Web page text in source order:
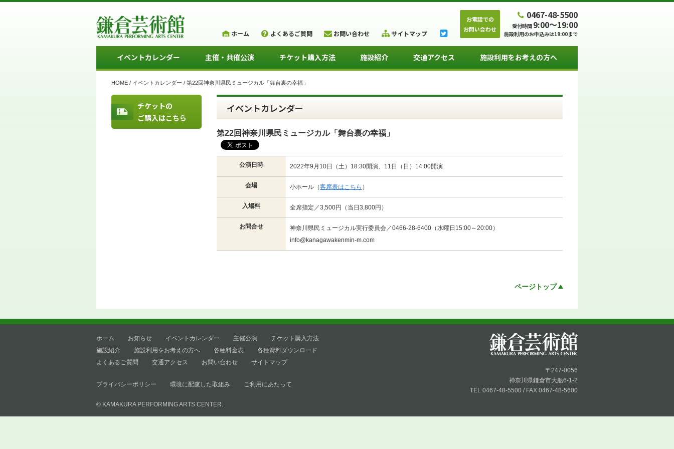
ホーム よくあるご質問 お問い合わせ サイトマップ
お電話での
お問い合わせ
0467-48-5500
受付時間 9:00～19:00
施設利用のお申込みは19:00まで
イベントカレンダー 主催・共催公演 チケット購入方法 施設紹介 交通アクセス 施設利用をお考えの方へ
HOME / イベントカレンダー / 第22回神奈川県民ミュージカル「舞台裏の幸福」
チケットの
ご購入はこちら
イベントカレンダー
第22回神奈川県民ミュージカル「舞台裏の幸福」
公演日時 2022年9月10日（土）18:30開演、11日（日）14:00開演
会場 小ホール（客席表はこちら ）
入場料 全席指定／3,500円（当日3,800円）
お問合せ
神奈川県民ミュージカル実行委員会／0466-28-6400（水曜日15:00～20:00）
info@kanagawakenmin-m.com
ページトップ
ホーム お知らせ イベントカレンダー 主催公演
チケット購入方法
施設紹介
施設利用をお考えの方へ 各種料金表
各種資料ダウンロード
よくあるご質問
交通アクセス お問い合わせ サイトマップ
プライバシーポリシー 環境に配慮した取組み ご利用にあたって
© KAMAKURA PERFORMING ARTS CENTER.
〒247-0056
神奈川県鎌倉市大船6-1-2
TEL 0467-48-5500 / FAX 0467-48-5600